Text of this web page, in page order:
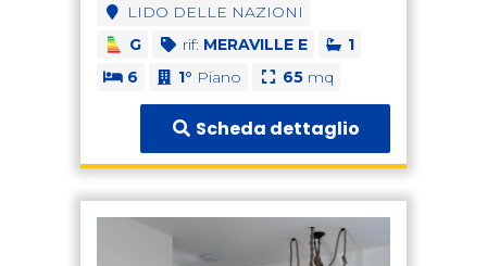
LIDO DELLE NAZIONI
G
rif: MERAVILLE E
1
6
1° Piano 65mq
Scheda dettaglio